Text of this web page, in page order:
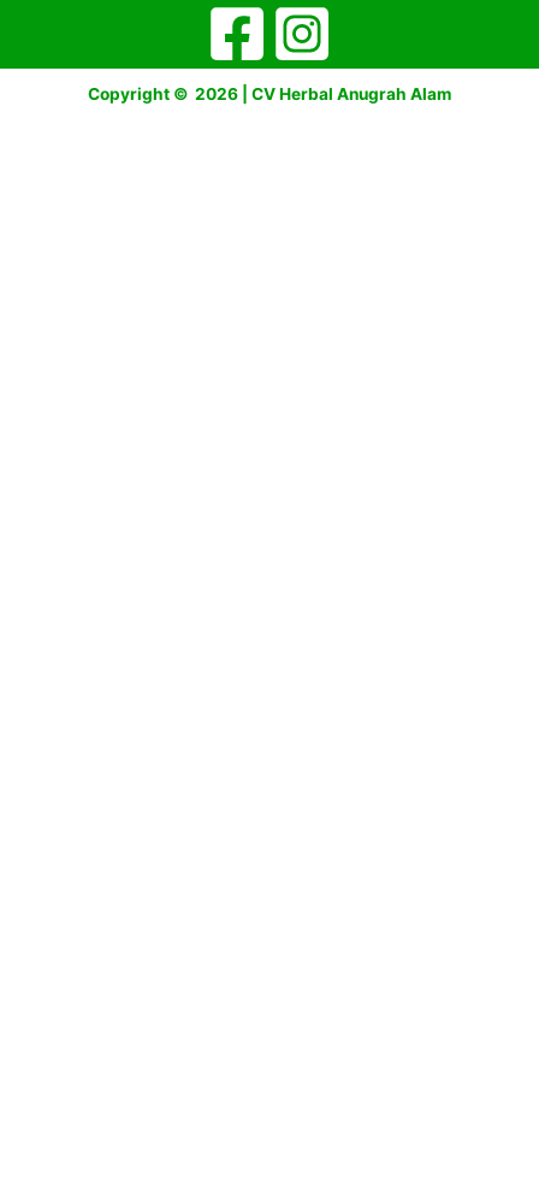
Copyright © 2026 | CV Herbal Anugrah Alam